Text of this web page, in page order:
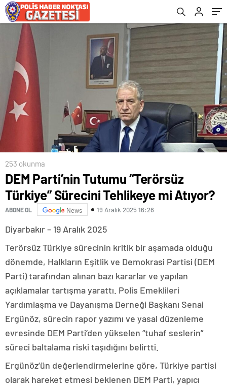
253 okunma
DEM Parti’nin Tutumu “Terörsüz
Türkiye” Sürecini Tehlikeye mi Atıyor?
ABONE OL News 19 Aralık 2025 16:26
Diyarbakır – 19 Aralık 2025
Terörsüz Türkiye sürecinin kritik bir aşamada olduğu
dönemde, Halkların Eşitlik ve Demokrasi Partisi (DEM
Parti) tarafından alınan bazı kararlar ve yapılan
açıklamalar tartışma yarattı. Polis Emeklileri
Yardımlaşma ve Dayanışma Derneği Başkanı Senai
Ergünöz, sürecin rapor yazımı ve yasal düzenleme
evresinde DEM Parti’den yükselen “tuhaf seslerin”
süreci baltalama riski taşıdığını belirtti.
Ergünöz’ün değerlendirmelerine göre, Türkiye partisi
olarak hareket etmesi beklenen DEM Parti, yapıcı